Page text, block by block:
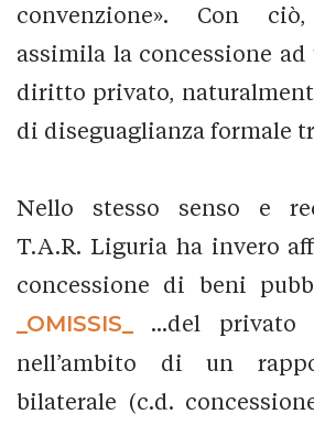
convenzione». Con
assimila la concessione
diritto privato,
di diseguaglianza formale
Nello stesso senso e
T.A.R. Liguria ha invero
concessione di beni
_OMISSIS_
...del privato
nell’ambito di un
bilaterale (c.d.